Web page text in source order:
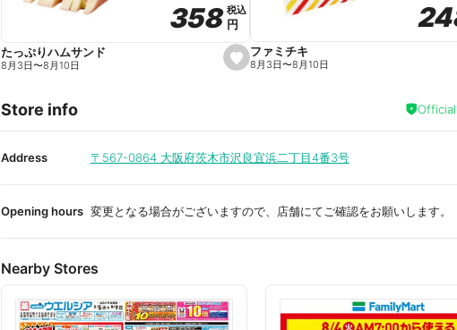
e
s
e
i
t
358
358税込
税込
円
円
たっぷりハムサンド
8月3日〜8月10日
ファミチキ
8月3日〜8月10日
Store info
Address 〒567-0864 大阪府茨木市沢良宜浜二丁目4番3号
Opening hours 変更となる場合がございますので、店舗にてご確認をお願いします。
Nearby Stores